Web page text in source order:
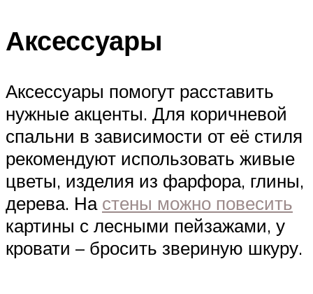
Аксессуары
Аксессуары помогут расставить
нужные акценты. Для коричневой
спальни в зависимости от её стиля
рекомендуют использовать живые
цветы, изделия из фарфора, глины,
дерева. На стены можно повесить
картины с лесными пейзажами, у
кровати – бросить звериную шкуру.